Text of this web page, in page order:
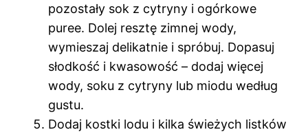
pozostały sok z cytryny i ogórkowe
puree. Dolej resztę zimnej wody,
wymieszaj delikatnie i spróbuj. Dopasuj
słodkość i kwasowość – dodaj więcej
wody, soku z cytryny lub miodu według
gustu.
Dodaj kostki lodu i kilka świeżych listków